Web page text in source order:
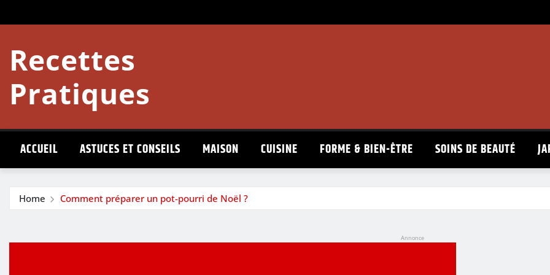
to
Recettes
Pratiques
ACCUEIL ASTUCES ET CONSEILS MAISON CUISINE FORME & BIEN-ÊTRE SOINS DE BEAUTÉ
Home Comment préparer un pot-pourri de Noël ?
Annonce